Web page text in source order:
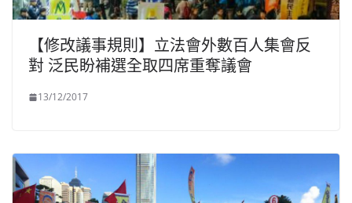
【修改議事規則】立法會外數百人集會反
對 泛民盼補選全取四席重奪議會
13/12/2017